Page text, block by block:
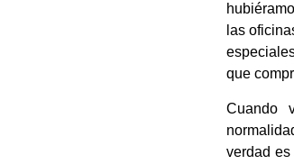
las
que
Cuando
verdad